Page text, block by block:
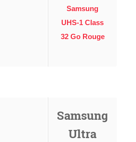
Samsung
UHS-1 Class
32 Go Rouge
Samsung
Ultra